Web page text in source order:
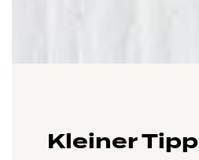
Kleiner Tipp